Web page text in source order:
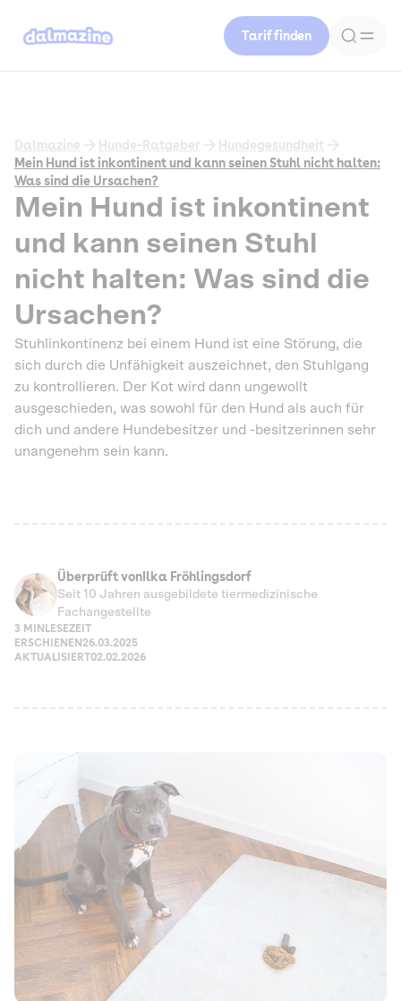
Tarif finden
Dalmazine Hunde-Ratgeber
Hundegesundheit
Mein Hund ist inkontinent und kann seinen Stuhl nicht halten:
Was sind die Ursachen?
Mein Hund ist inkontinent
und kann seinen Stuhl
nicht halten: Was sind die
Ursachen?
Stuhlinkontinenz bei einem Hund ist eine Störung, die
sich durch die Unfähigkeit auszeichnet, den Stuhlgang
zu kontrollieren. Der Kot wird dann ungewollt
ausgeschieden, was sowohl für den Hund als auch für
dich und andere Hundebesitzer und -besitzerinnen sehr
unangenehm sein kann.
Überprüft von Ilka Fröhlingsdorf
Seit 10 Jahren ausgebildete tiermedizinische
Fachangestellte
3 MIN LESEZEIT
ERSCHIENEN26.03.2025
AKTUALISIERT02.02.2026